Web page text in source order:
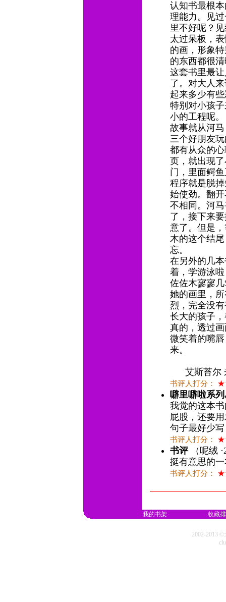
认知书最根
理能力。见
里不好呢？
太过呆板，
的画，形象
的东西都很
这套书里最
了。对大人
起来多少有
特别对小孩
小的工程呢
故事就从河
三个好朋友
都有从众的
页，就出现
门，里面鳄
程序就是脱
始使劲。翻
不相同。河
了，接下来
意了。但是
木的这个结
忘。
在另外的几
着，学游泳
佐佐木寥寥
她的画里，
烈，完全没
长大的孩子
真的，透过
微笑着的嘴
来。
艾斯苔尔
书评人打分：
噼里噼啦系
我觉的这本
屁股，还要
句子最好少
书评人打分：
书评（呢绒
挺有意思的
书评人打分：
我的书架 收藏
2002-2013